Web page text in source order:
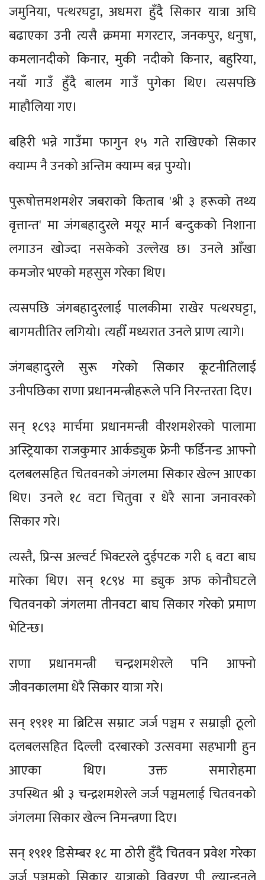
जमुनिया, पत्थरघट्टा, अधमरा हुँदै सिकार यात्रा अघि
बढाएका उनी त्यसै क्रममा मगरटार, जनकपुर, धनुषा,
कमलानदीको किनार, मुकी नदीको किनार, बहुरिया,
नयाँ गाउँ हुँदै बालम गाउँ पुगेका थिए। त्यसपछि
माहौलिया गए।
बहिरी भन्ने गाउँमा फागुन १५ गते राखिएको सिकार
क्याम्प नै उनको अन्तिम क्याम्प बन्न पुग्यो।
पुरूषोत्तमशमशेर जबराको किताब 'श्री ३ हरूको तथ्य
वृत्तान्त' मा जंगबहादुरले मयूर मार्न बन्दुकको निशाना
लगाउन खोज्दा नसकेको उल्लेख छ। उनले आँखा
कमजोर भएको महसुस गरेका थिए।
त्यसपछि जंगबहादुरलाई पालकीमा राखेर पत्थरघट्टा,
बागमतीतिर लगियो। त्यहीँ मध्यरात उनले प्राण त्यागे।
जंगबहादुरले सुरू गरेको सिकार कूटनीतिलाई
उनीपछिका राणा प्रधानमन्त्रीहरूले पनि निरन्तरता दिए।
सन् १८९३ मार्चमा प्रधानमन्त्री वीरशमशेरको पालामा
अस्ट्रियाका राजकुमार आर्कड्युक फ्रेनी फर्डिनन्ड आफ्नो
दलबलसहित चितवनको जंगलमा सिकार खेल्न आएका
थिए। उनले १८ वटा चितुवा र धेरै साना जनावरको
सिकार गरे।
त्यस्तै, प्रिन्स अल्वर्ट भिक्टरले दुईपटक गरी ६ वटा बाघ
मारेका थिए। सन् १८९४ मा ड्युक अफ कोनौघटले
चितवनको जंगलमा तीनवटा बाघ सिकार गरेको प्रमाण
भेटिन्छ।
राणा प्रधानमन्त्री चन्द्रशमशेरले पनि आफ्नो
जीवनकालमा धेरै सिकार यात्रा गरे।
सन् १९११ मा ब्रिटिस सम्राट जर्ज पञ्चम र सम्राज्ञी ठूलो
दलबलसहित दिल्ली दरबारको उत्सवमा सहभागी हुन
आएका थिए। उक्त समारोहमा
उपस्थित श्री ३ चन्द्रशमशेरले जर्ज पञ्चमलाई चितवनको
जंगलमा सिकार खेल्न निमन्त्रणा दिए।
सन् १९११ डिसेम्बर १८ मा ठोरी हुँदै चितवन प्रवेश गरेका